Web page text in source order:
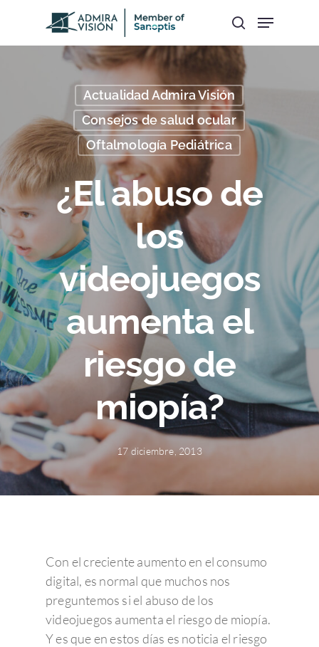
Hit enter to search or ESC to close
Actualidad Admira Visión
Consejos de salud ocular
Oftalmología Pediátrica
¿El abuso de
los
videojuegos
aumenta el
riesgo de
miopía?
17 diciembre, 2013
Con el creciente aumento en el consumo
digital, es normal que muchos nos
preguntemos si el abuso de los
videojuegos aumenta el riesgo de miopía.
Y es que en estos días es noticia el riesgo